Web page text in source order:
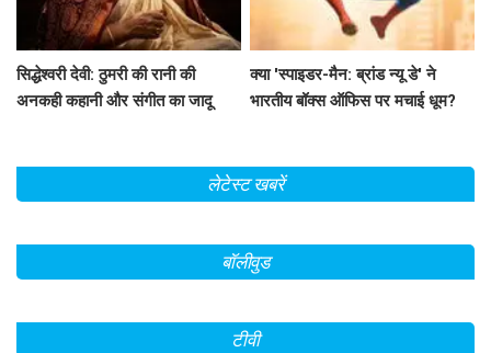
सिद्धेश्वरी देवी: ठुमरी की रानी की
अनकही कहानी और संगीत का जादू
क्या 'स्पाइडर-मैन: ब्रांड न्यू डे' ने
भारतीय बॉक्स ऑफिस पर मचाई धूम?
लेटेस्ट खबरें
बॉलीवुड
टीवी